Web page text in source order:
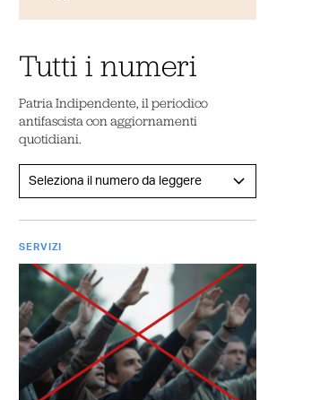
Tutti i numeri
Patria Indipendente, il periodico
antifascista con aggiornamenti
quotidiani.
SERVIZI